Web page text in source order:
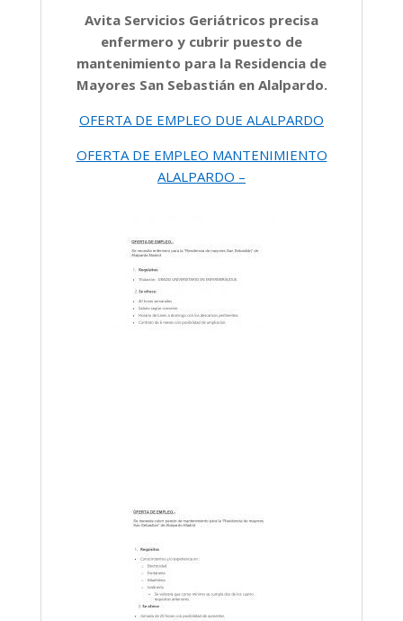
Avita Servicios Geriátricos precisa
enfermero y cubrir puesto de
mantenimiento para la Residencia de
Mayores San Sebastián en Alalpardo.
OFERTA DE EMPLEO DUE ALALPARDO
OFERTA DE EMPLEO MANTENIMIENTO
ALALPARDO –